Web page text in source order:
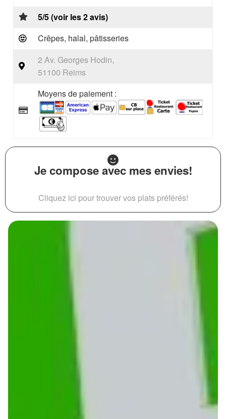
5/5 (voir les 2 avis)
Crêpes, halal, pâtisseries
2 Av. Georges Hodin,
51100 Reims
Moyens de paiement :
Je compose avec mes envies!
Cliquez ici pour trouver vos plats préférés!